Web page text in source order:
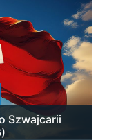
Szwajcarii